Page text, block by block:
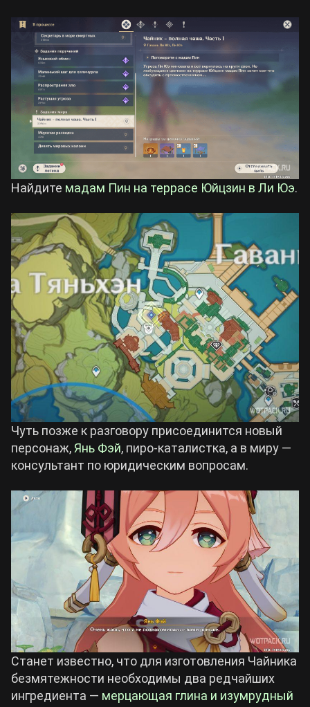
Найдите мадам Пин на террасе Юйцзин в Ли Юэ.
Чуть позже к разговору присоединится новый
персонаж, Янь Фэй, пиро-каталистка, а в миру —
консультант по юридическим вопросам.
Станет известно, что для изготовления Чайника
безмятежности необходимы два редчайших
ингредиента — мерцающая глина и изумрудный